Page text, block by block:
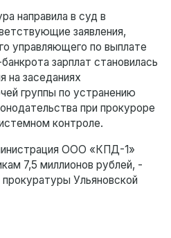
направила в суд в
заявления,
управляющего по выплате
зарплат становилась
на заседаниях
группы по устранению
при прокуроре
контроле.
ООО «КПД-1»
7,5 миллионов рублей, -
Ульяновской